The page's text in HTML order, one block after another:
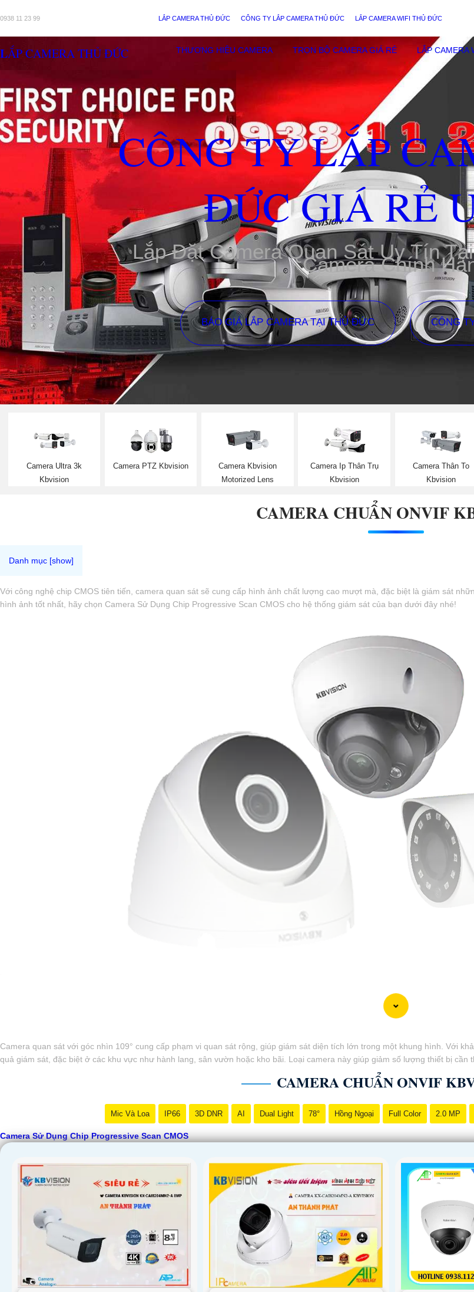
0938 11 23 99 LẮP CAMERA THỦ ĐỨC CÔNG TY LẮP CAMERA THỦ ĐỨC LẮP CAMERA WIFI THỦ ĐỨC
LẮP CAMERA THỦ ĐỨC THƯƠNG HIỆU CAMERA TRỌN BỘ CAMERA GIÁ RẺ LẮP CAMERA
CÔNG TY LẮP
ĐỨC GIÁ RẺ
Lắp Đặt Camera Quan Sát Uy Tín
Camera Chính
BÁO GIÁ LẮP CAMERA TẠI THỦ ĐỨC CÔNG
Camera Ultra 3k
Kbvision
Camera PTZ Kbvision
Camera Kbvision
Motorized Lens
Camera Ip Thân Trụ
Kbvision
Camera Thân To
Kbvision
CAMERA CHUẨN ONVIF
Với công nghệ chip CMOS tiên tiến, camera quan sát sẽ cung cấp hình ảnh chất lượng cao mượt mà, đặc biệt là giám sát
hình ảnh tốt nhất, hãy chọn Camera Sử Dụng Chip Progressive Scan CMOS cho hệ thống giám sát của bạn dưới đây nhé!
Camera quan sát với góc nhìn 109° cung cấp phạm vi quan sát rộng, giúp giám sát diện tích lớn trong một khung hình. Với
quả giám sát, đặc biệt ở các khu vực như hành lang, sân vườn hoặc kho bãi. Loại camera này giúp giảm số lượng thiết bị
CAMERA CHUẨN ONVIF
Mic Và Loa IP66 3D DNR AI Dual Light 78° Hồng Ngoại Full Color 2.0 MP
Camera Sử Dụng Chip Progressive Scan CMOS